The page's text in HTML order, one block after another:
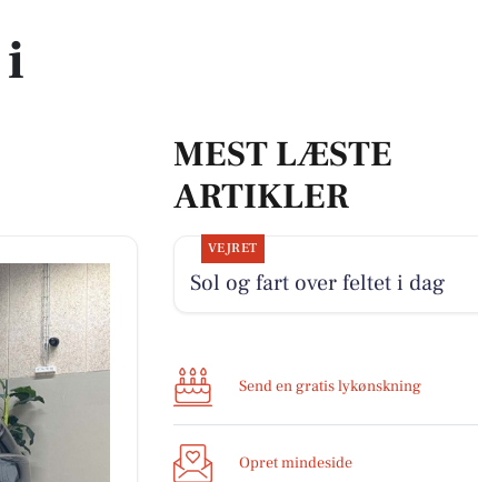
MEST LÆSTE
ARTIKLER
VEJRET
Sol og fart over feltet i dag
Send en gratis lykønskning
Opret mindeside